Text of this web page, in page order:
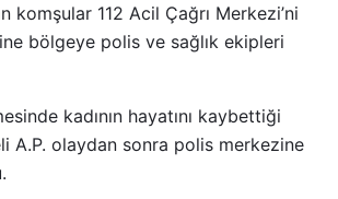
komşular 112 Acil Çağrı Merkezi’ni
bölgeye polis ve sağlık ekipleri
kadının hayatını kaybettiği
A.P. olaydan sonra polis merkezine